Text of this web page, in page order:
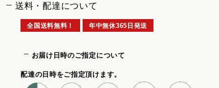
送料・配達について
全国送料無料！ 年中無休365日発送
お届け日時のご指定について
配達の日時をご指定頂けます。